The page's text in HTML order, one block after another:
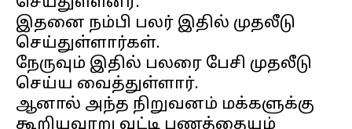
இதனை நம்பி பலர் இதில் முதலீடு
செய்துள்ளார்கள்.
நேருவும் இதில் பலரை பேசி முதலீடு
செய்ய வைத்துள்ளார்.
ஆனால் அந்த நிறுவனம் மக்களுக்கு
கூறியவாறு வட்டி பணத்தையும்